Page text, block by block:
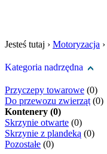
Jesteś tutaj › Motoryzacja ›
Kategoria nadrzędna
Przyczepy towarowe (0)
Do przewozu zwierząt (0)
Kontenery (0)
Skrzynie otwarte (0)
Skrzynie z plandeką (0)
Pozostałe (0)